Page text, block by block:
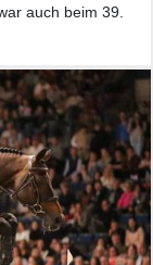
auch beim 39.